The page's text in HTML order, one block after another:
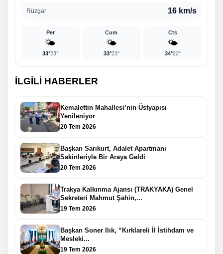
Rüzgar 16 km/s
Per
🌤️
33°23°
Cum
🌤️
33°23°
Cts
🌤️
34°22°
İLGİLİ HABERLER
Kemalettin Mahallesi’nin Üstyapısı
Yenileniyor
20 Tem 2026
Başkan Sarıkurt, Adalet Apartmanı
Sakinleriyle Bir Araya Geldi
20 Tem 2026
Trakya Kalkınma Ajansı (TRAKYAKA) Genel
Sekreteri Mahmut Şahin,...
19 Tem 2026
Başkan Soner Ilık, “Kırklareli İl İstihdam ve
Mesleki...
19 Tem 2026